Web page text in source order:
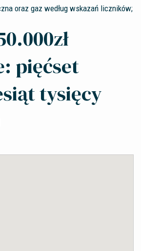
oraz gaz według wskazań liczników;
pięćset
tysięcy